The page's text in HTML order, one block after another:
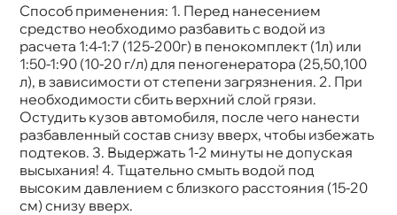
Способ применения: 1. Перед нанесением
средство необходимо разбавить с водой из
расчета 1:4-1:7 (125-200г) в пенокомплект (1л) или
1:50-1:90 (10-20 г/л) для пеногенератора (25,50,100
л), в зависимости от степени загрязнения. 2. При
необходимости сбить верхний слой грязи.
Остудить кузов автомобиля, после чего нанести
разбавленный состав снизу вверх, чтобы избежать
подтеков. 3. Выдержать 1-2 минуты не допуская
ысыхания! 4. Тщательно смыть водой под
ысоким давлением с близкого расстояния (15-20
см) снизу вверх.